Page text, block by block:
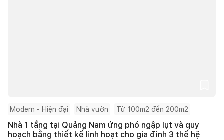
Modern - Hiện đại Nhà vườn Từ 100m2 đến 200m2
Nhà 1 tầng tại Quảng Nam ứng phó ngập lụt và quy
hoạch bằng thiết kế linh hoạt cho gia đình 3 thế hệ